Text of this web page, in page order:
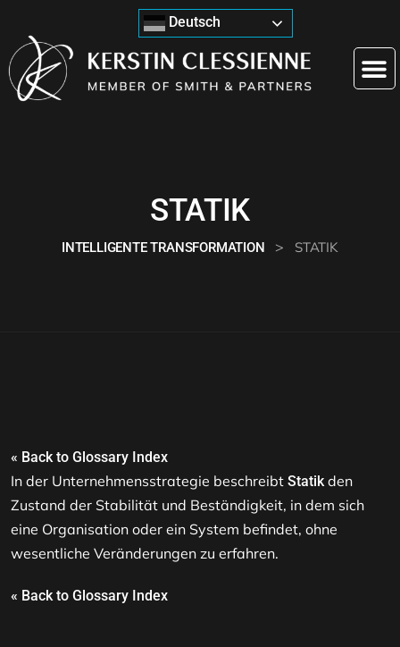
Deutsch
STATIK
INTELLIGENTE TRANSFORMATION > STATIK
« Back to Glossary Index
In der Unternehmensstrategie beschreibt Statikden
Zustand der Stabilität und Beständigkeit, in dem sich
eine Organisation oder ein System befindet, ohne
wesentliche Veränderungen zu erfahren.
« Back to Glossary Index